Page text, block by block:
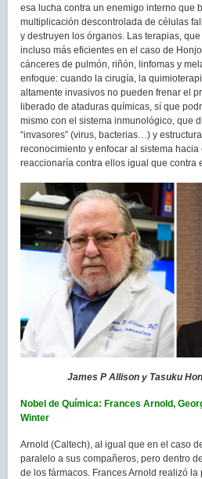
esa lucha contra un enemigo interno que
multiplicación descontrolada de células
y destruyen los órganos. Las terapias,
incluso más eficientes en el caso de
cánceres de pulmón, riñón, linfomas y
enfoque: cuando la cirugía, la
altamente invasivos no pueden frenar el
liberado de ataduras químicas, sí que
mismo con el sistema inmunológico, que
“invasores” (virus, bacterias…) y
reconocimiento y enfocar al sistema
reaccionaría contra ellos igual que contra
James P Allison y Tasuku
Nobel de Química: Frances Arnold,
Winter
Arnold (Caltech), al igual que en el caso
paralelo a sus compañeros, pero dentro
de los fármacos. Frances Arnold realizó la